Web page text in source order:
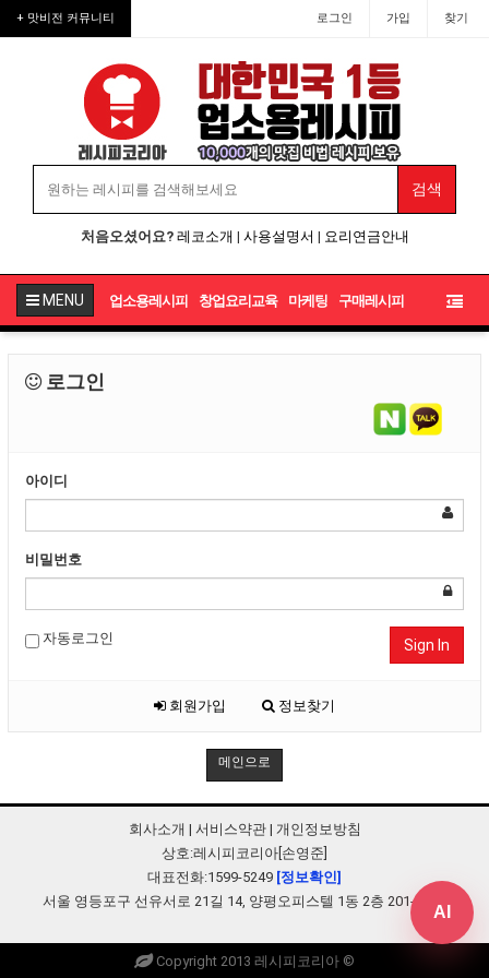
+ 맛비전 커뮤니티 로그인 가입 찾기
처음오셨어요? 레코소개 | 사용설명서 | 요리연금안내
MENU 업소용레시피 창업요리교육 마케팅 구매레시피
로그인
아이디
비밀번호
자동로그인 Sign In
회원가입 정보찾기
메인으로
회사소개 | 서비스약관| 개인정보방침
상호:레시피코리아[손영준]
대표전화:1599-5249 [정보확인]
서울 영등포구 선유서로 21길 14, 양평오피스텔 1동 2층 201-B248
Copyright 2013 레시피코리아 ©
AI